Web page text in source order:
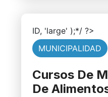
ID, 'large' );*/ ?>
MUNICIPALIDAD
Cursos De
De